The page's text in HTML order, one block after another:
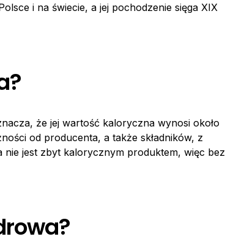
i na świecie, a jej pochodzenie sięga XIX
że jej wartość kaloryczna wynosi około
od producenta, a także składników, z
nie jest zbyt kalorycznym produktem, więc bez